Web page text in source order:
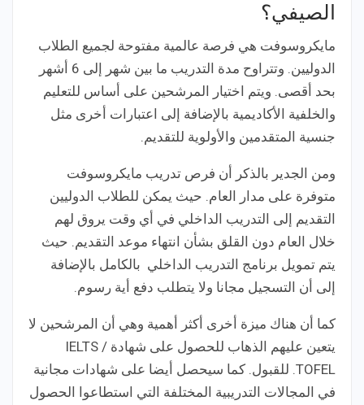
الصيفي؟
مايكروسوفت هي فرصة عالمية مفتوحة لجميع الطلاب
الدوليين. وتتراوح مدة التدريب ما بين شهر إلى 6 أشهر
بحد أقصى. ويتم اختيار المرشحين على أساس للتعليم
والخلفية الأكاديمية بالإضافة إلى اعتبارات أخرى مثل
جنسية المتقدمين والأولوية للتقديم.
ومن الجدير بالذكر أن فرص تدريب مايكروسوفت
متوفرة على مدار العام. حيث يمكن للطلاب الدوليين
التقديم إلى التدريب الداخلي في أي وقت يروق لهم
خلال العام دون القلق بشأن انتهاء موعد التقديم. حيث
يتم تمويل برنامج التدريب الداخلي بالكامل بالإضافة
إلى أن التسجيل مجانا ولا يتطلب دفع أية رسوم.
كما أن هناك ميزة أخرى أكثر أهمية وهي أن المرشحين لا
يتعين عليهم الذهاب للحصول على شهادة IELTS /
TOFEL. للقبول. كما سيحصل أيضا على شهادات مجانية
في المجالات التدريبية المختلفة التي استطاعوا الحصول